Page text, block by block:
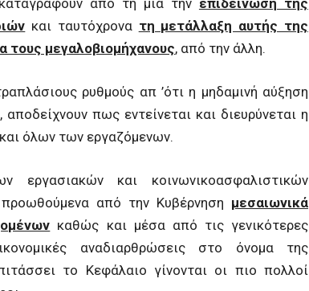
και ταυτόχρονα τη μετάλλαξη αυτής της
τους μεγαλοβιομήχανους, από την άλλη.
ρυθμούς απ ’ότι η μηδαμινή αύξηση
πως εντείνεται και διευρύνεται η
όλων των εργαζόμενων.
και κοινωνικοασφαλιστικών
από την Κυβέρνηση μεσαιωνικά
καθώς και μέσα από τις γενικότερες
αναδιαρθρώσεις στο όνομα της
το Κεφάλαιο γίνονται οι πιο πολλοί